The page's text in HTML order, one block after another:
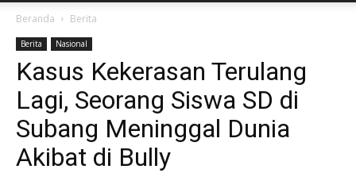
Beranda Berita
Berita Nasional
Kasus Kekerasan Terulang
Lagi, Seorang Siswa SD di
Subang Meninggal Dunia
Akibat di Bully